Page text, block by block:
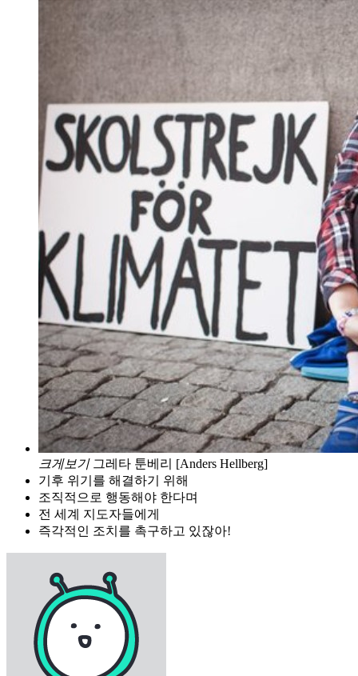
크게보기 그레타 툰베리 [Anders Hellberg]
기후 위기를 해결하기 위해
조직적으로 행동해야 한다며
전 세계 지도자들에게
즉각적인 조치를 촉구하고 있잖아!